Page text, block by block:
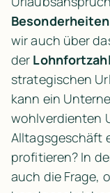
Besonderheiten
wir auch über
der
strategischen
kann ein
wohlverdienten
Alltagsgeschäft
profitieren? In
auch die Frage,